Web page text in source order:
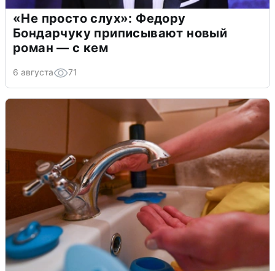
«Не просто слух»: Федору
Бондарчуку приписывают новый
роман — с кем
6 августа 71